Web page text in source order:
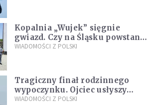
Kopalnia „Wujek” sięgnie
gwiazd. Czy na Śląsku powstanie
„Dolina Krzemowa”?
WIADOMOŚCI Z POLSKI
Tragiczny finał rodzinnego
wypoczynku. Ojciec usłyszy
zarzuty
WIADOMOŚCI Z POLSKI